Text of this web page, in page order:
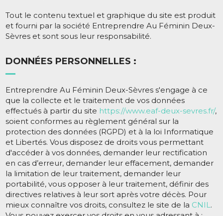
Tout le contenu textuel et graphique du site est produit
et fourni par la société Entreprendre Au Féminin Deux-
Sèvres et sont sous leur responsabilité.
DONNÉES PERSONNELLES :
Entreprendre Au Féminin Deux-Sèvres s'engage à ce
que la collecte et le traitement de vos données
effectués à partir du site https://www.eaf-deux-sevres.fr/,
soient conformes au règlement général sur la
protection des données (RGPD) et à la loi Informatique
et Libertés. Vous disposez de droits vous permettant
d'accéder à vos données, demander leur rectification
en cas d’erreur, demander leur effacement, demander
la limitation de leur traitement, demander leur
portabilité, vous opposer à leur traitement, définir des
directives relatives à leur sort après votre décès. Pour
mieux connaître vos droits, consultez le site de la CNIL.